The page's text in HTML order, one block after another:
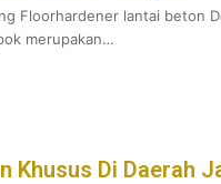
Floorhardener lantai beton
merupakan…
Khusus Di Daerah